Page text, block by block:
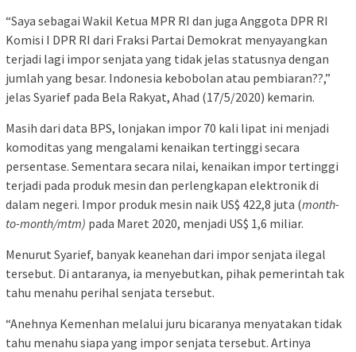
“Saya sebagai Wakil Ketua MPR RI dan juga Anggota DPR RI
Komisi I DPR RI dari Fraksi Partai Demokrat menyayangkan
terjadi lagi impor senjata yang tidak jelas statusnya dengan
jumlah yang besar. Indonesia kebobolan atau pembiaran??,”
jelas Syarief pada Bela Rakyat, Ahad (17/5/2020) kemarin.
Masih dari data BPS, lonjakan impor 70 kali lipat ini menjadi
komoditas yang mengalami kenaikan tertinggi secara
persentase. Sementara secara nilai, kenaikan impor tertinggi
terjadi pada produk mesin dan perlengkapan elektronik di
dalam negeri. Impor produk mesin naik US$ 422,8 juta (month-
to-month/mtm) pada Maret 2020, menjadi US$ 1,6 miliar.
Menurut Syarief, banyak keanehan dari impor senjata ilegal
tersebut. Di antaranya, ia menyebutkan, pihak pemerintah tak
tahu menahu perihal senjata tersebut.
“Anehnya Kemenhan melalui juru bicaranya menyatakan tidak
tahu menahu siapa yang impor senjata tersebut. Artinya